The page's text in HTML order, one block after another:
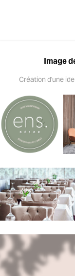
Image
Création d'une